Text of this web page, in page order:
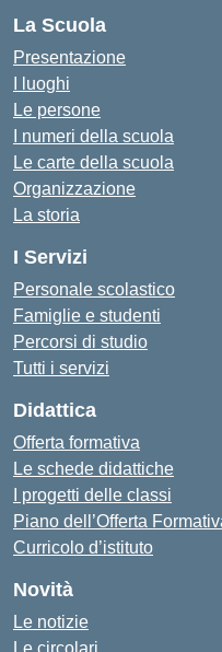
La Scuola
Presentazione
I luoghi
Le persone
I numeri della scuola
Le carte della scuola
Organizzazione
La storia
I Servizi
Personale scolastico
Famiglie e studenti
Percorsi di studio
Tutti i servizi
Didattica
Offerta formativa
Le schede didattiche
I progetti delle classi
Piano dell’Offerta
Curricolo d’istituto
Novità
Le notizie
Le circolari